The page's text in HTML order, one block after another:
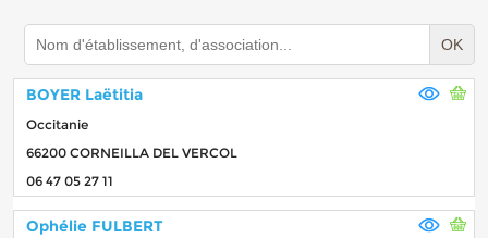
OK
BOYER Laëtitia
Occitanie
66200 CORNEILLA DEL VERCOL
06 47 05 27 11
Ophélie FULBERT